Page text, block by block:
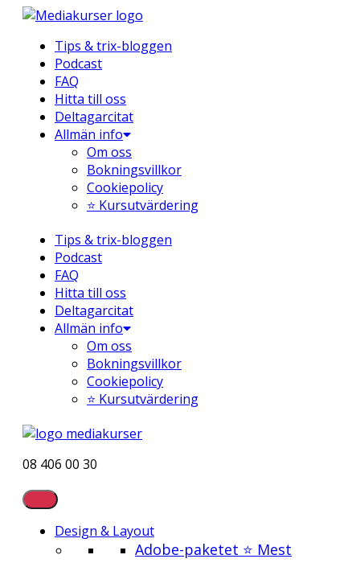
Hoppa
innehåll Tips & trix-bloggen
Podcast
FAQ
Hitta till oss
Deltagarcitat
Allmän info
Om oss
Bokningsvillkor
Cookiepolicy
⭐ Kursutvärdering
Tips & trix-bloggen
Podcast
FAQ
Hitta till oss
Deltagarcitat
Allmän info
Om oss
Bokningsvillkor
Cookiepolicy
⭐ Kursutvärdering
08 406 00 30
Design & Layout
Adobe-paketet ⭐ Mest